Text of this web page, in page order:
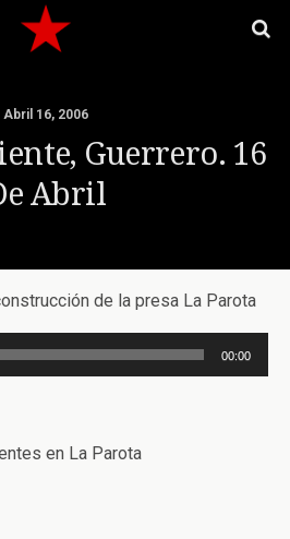
Abril 16, 2006
Guerrero. 16
Abril
de la presa La Parota
00:00
en La Parota